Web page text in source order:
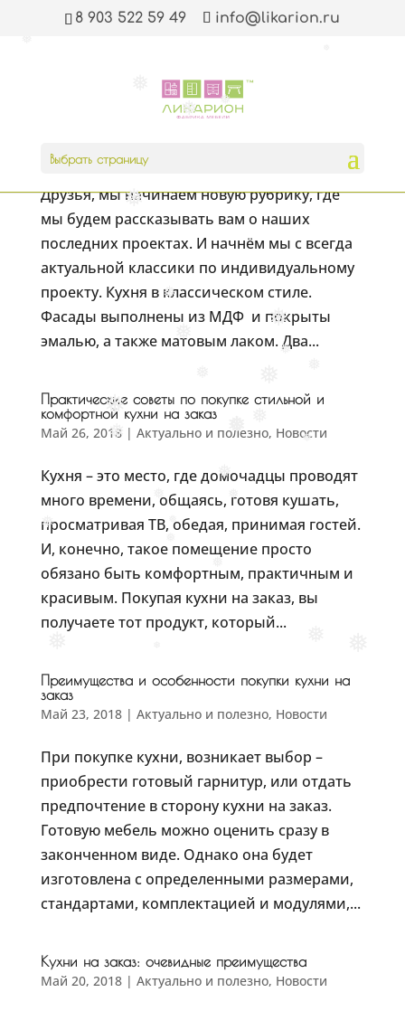
❅
❅
❅
❅
❅
❅
❅
❅
❅
❅
❅
❅
❅
❅
❅
❅
❅ ❅
8 903 522 59 49 info@likarion.ru
Выбрать страницу
Апр 4, 2022
Друзья, мы начинаем новую рубрику, где
мы будем рассказывать вам о наших
последних проектах. И начнём мы с всегда
актуальной классики по индивидуальному
проекту. Кухня в классическом стиле.
Фасады выполнены из МДФ и покрыты
эмалью, а также матовым лаком. Два...
Практические советы по покупке стильной и
комфортной кухни на заказ
Май 26, 2018| Актуально и полезно, Новости
Кухня – это место, где домочадцы проводят
много времени, общаясь, готовя кушать,
просматривая ТВ, обедая, принимая гостей.
И, конечно, такое помещение просто
обязано быть комфортным, практичным и
красивым. Покупая кухни на заказ, вы
получаете тот продукт, который...
Преимущества и особенности покупки кухни на
заказ
Май 23, 2018| Актуально и полезно, Новости
При покупке кухни, возникает выбор –
приобрести готовый гарнитур, или отдать
предпочтение в сторону кухни на заказ.
Готовую мебель можно оценить сразу в
законченном виде. Однако она будет
изготовлена с определенными размерами,
стандартами, комплектацией и модулями,...
Кухни на заказ: очевидные преимущества
Май 20, 2018| Актуально и полезно, Новости